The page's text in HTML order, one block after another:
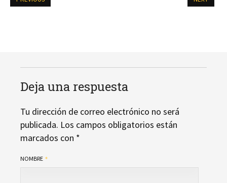
Deja una respuesta
Tu dirección de correo electrónico no será
publicada. Los campos obligatorios están
marcados con *
NOMBRE